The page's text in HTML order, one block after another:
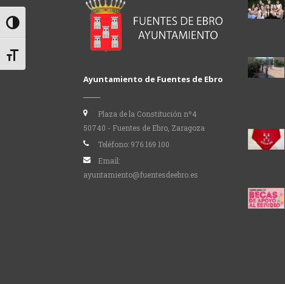
Alternar alto contraste
Alternar tamaño de letra
Ayuntamiento de Fuentes de Ebro
Plaza de la Constitución nº4
50740 - Fuentes de Ebro, Zaragoza
Teléfono: 976 169 100
Email:
ayuntamiento@fuentesdeebro.es